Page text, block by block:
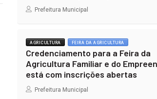
Prefeitura Municipal
AGRICULTURA FEIRA DA AGRICULTURA
Credenciamento para a Feira da
Agricultura Familiar e do
está com inscrições abertas
Prefeitura Municipal